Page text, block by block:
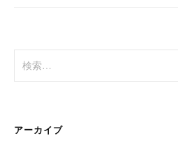
索
アーカイブ